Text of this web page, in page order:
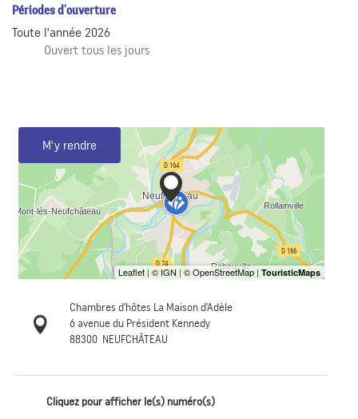
Périodes d'ouverture
Toute l'année 2026
Ouvert tous les jours
M'y rendre
Chambres d'hôtes La Maison d'Adèle
6 avenue du Président Kennedy
88300 NEUFCHÂTEAU
Cliquez pour afficher le(s) numéro(s)